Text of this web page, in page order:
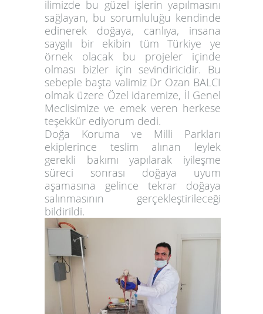
ilimizde bu güzel işlerin yapılmasını
sağlayan, bu sorumluluğu kendinde
edinerek doğaya, canlıya, insana
saygılı bir ekibin tüm Türkiye ye
örnek olacak bu projeler içinde
olması bizler için sevindiricidir. Bu
sebeple başta valimiz Dr Ozan BALCI
olmak üzere Özel idaremize, İl Genel
Meclisimize ve emek veren herkese
teşekkür ediyorum dedi.
Doğa Koruma ve Milli Parkları
ekiplerince teslim alınan leylek
gerekli bakımı yapılarak iyileşme
süreci sonrası doğaya uyum
aşamasına gelince tekrar doğaya
salınmasının gerçekleştirileceği
bildirildi.